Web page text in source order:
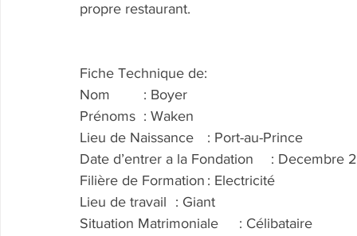
propre restaurant.
Fiche Technique de:
Nom	: Boyer
Prénoms	: Waken
Lieu de Naissance	: Port-au-Prince
Date d’entrer a la Fondation	:
Filière de Formation	: Electricité
Lieu de travail	: Giant
Situation Matrimoniale	: Célibataire